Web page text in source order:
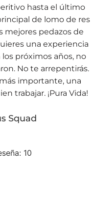
hasta el último
de lomo de res
pedazos de
una experiencia
próximos años, no
No te arrepentirás.
importante, una
trabajar. ¡Pura Vida!
Squad
10